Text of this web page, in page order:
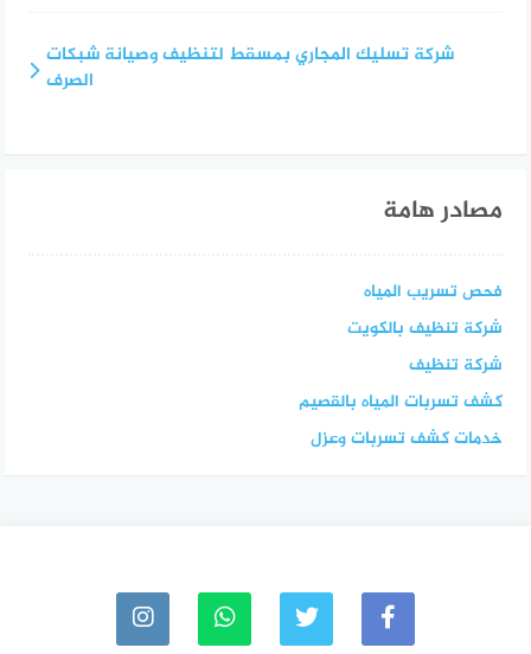
شركة تسليك المجاري بمسقط لتنظيف وصيانة شبكات
الصرف
مصادر هامة
فحص تسريب المياه
شركة تنظيف بالكويت
شركة تنظيف
كشف تسربات المياه بالقصيم
خدمات كشف تسربات وعزل